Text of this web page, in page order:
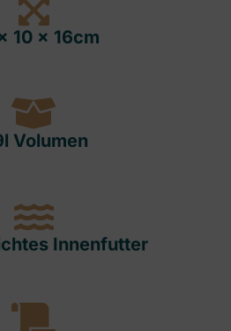
10 x 16cm
Volumen
Innenfutter